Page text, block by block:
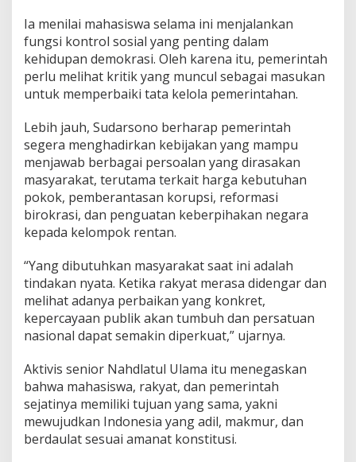
Ia menilai mahasiswa selama ini menjalankan
fungsi kontrol sosial yang penting dalam
kehidupan demokrasi. Oleh karena itu, pemerintah
perlu melihat kritik yang muncul sebagai masukan
untuk memperbaiki tata kelola pemerintahan.
Lebih jauh, Sudarsono berharap pemerintah
segera menghadirkan kebijakan yang mampu
menjawab berbagai persoalan yang dirasakan
masyarakat, terutama terkait harga kebutuhan
pokok, pemberantasan korupsi, reformasi
birokrasi, dan penguatan keberpihakan negara
kepada kelompok rentan.
“Yang dibutuhkan masyarakat saat ini adalah
tindakan nyata. Ketika rakyat merasa didengar dan
melihat adanya perbaikan yang konkret,
kepercayaan publik akan tumbuh dan persatuan
nasional dapat semakin diperkuat,” ujarnya.
Aktivis senior Nahdlatul Ulama itu menegaskan
bahwa mahasiswa, rakyat, dan pemerintah
sejatinya memiliki tujuan yang sama, yakni
mewujudkan Indonesia yang adil, makmur, dan
berdaulat sesuai amanat konstitusi.